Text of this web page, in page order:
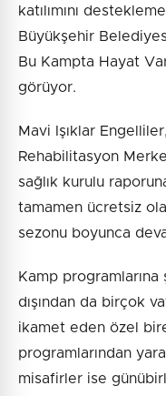
katılımını
Büyükşehir
Bu Kampta Hayat
görüyor.
Mavi Işıklar
Rehabilitasyon
sağlık kurulu
tamamen ücretsiz
sezonu boyunca
Kamp
dışından da birçok
ikamet eden özel
programlarından
misafirler ise